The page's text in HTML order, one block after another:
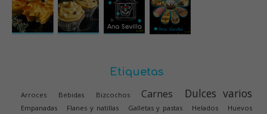
Etiquetas
Arroces Bebidas Bizcochos Carnes Dulces varios
Empanadas Flanes y natillas Galletas y pastas Helados Huevos